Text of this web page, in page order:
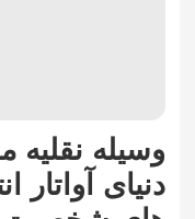
وسیله نقلیه
دنیای آواتار